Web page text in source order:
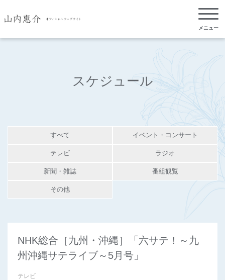
メニュー
スケジュール
すべて イベント・コンサート
テレビ ラジオ
新聞・雑誌 番組観覧
その他
NHK総合［九州・沖縄］「六サテ！～九
州沖縄サテライブ～5月号」
テレビ